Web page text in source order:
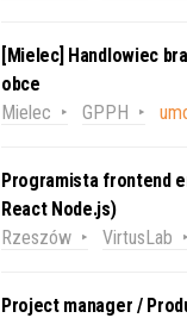
[Mielec] Handlowiec
obce
Mielec
GPPH
Programista frontend
React Node.js)
Rzeszów
VirtusLab
Project manager /